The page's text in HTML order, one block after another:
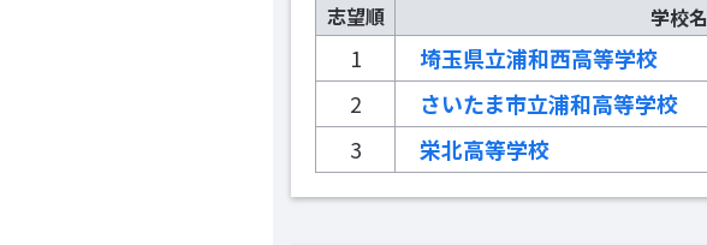
志望順 学校名
1 埼玉県立浦和西高等学校
2
さいたま市立浦和高等学校
3
栄北高等学校